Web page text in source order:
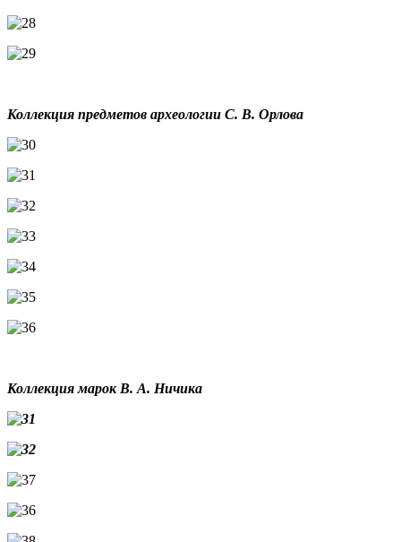
Коллекция предметов археологии С. В. Орлова
Коллекция марок В. А. Ничика